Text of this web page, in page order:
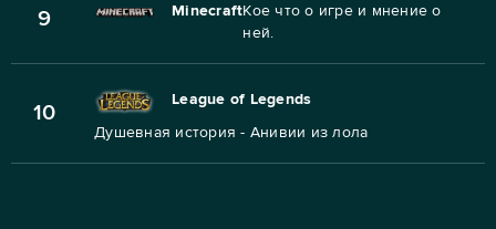
9 MinecraftКое что о игре и мнение о
ней.
10
League of Legends
Душевная история - Анивии из лола